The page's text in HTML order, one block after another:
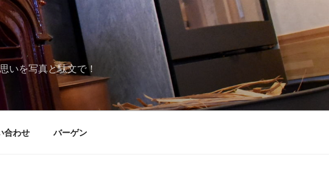
いを写真と駄文で！
合わせ バーゲン